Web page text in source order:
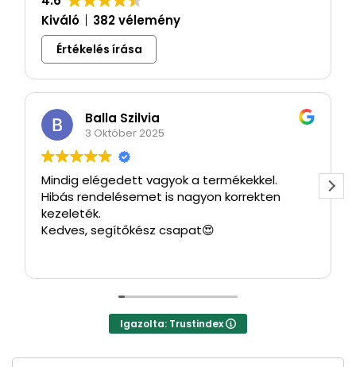
Kiváló
382 vélemény
Értékelés írása
Balla Szilvia
3 Október 2025
Mindig elégedett vagyok a termékekkel.
Hibás rendelésemet is nagyon korrekten
kezeleték.
Kedves, segítőkész csapat😍
Igazolta: Trustindex